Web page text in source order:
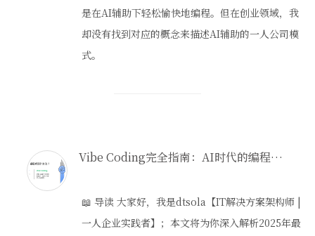
是在AI辅助下轻松愉快地编程。但在创业领域，我
却没有找到对应的概念来描述AI辅助的一人公司模
式。
Vibe Coding完全指南：AI时代的编程新方式
📖 导读 大家好，我是dtsola【IT解决方案架构师 |
一人企业实践者】；本文将为你深入解析2025年最